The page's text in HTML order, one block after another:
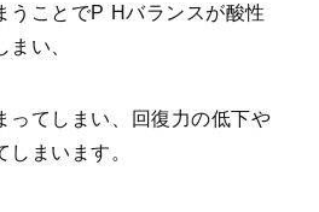
うことでP Hバランスが酸性
い、
ってしまい、回復力の低下や
まいます。